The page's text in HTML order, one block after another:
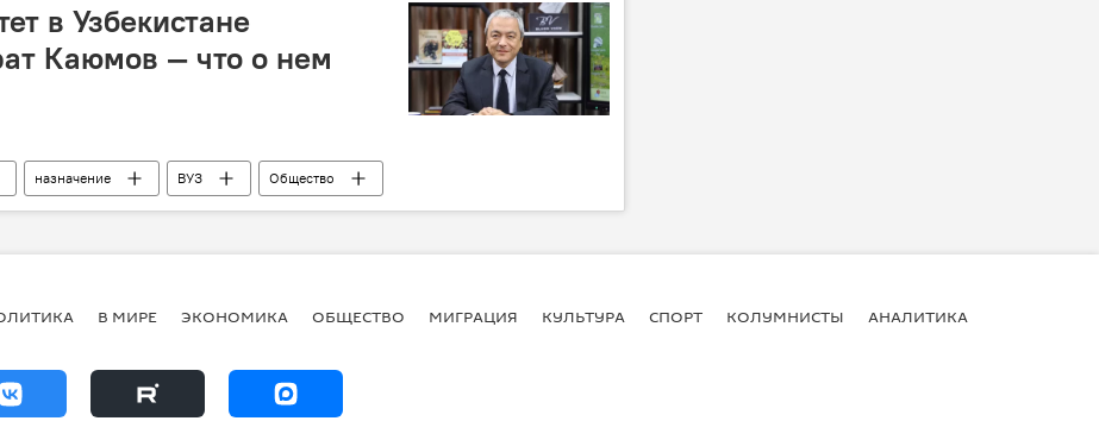
в Узбекистане
Каюмов — что о нем
назначение ВУЗ Общество
В МИРЕ ЭКОНОМИКА ОБЩЕСТВО МИГРАЦИЯ КУЛЬТУРА СПОРТ КОЛУМНИСТЫ АНАЛИТИКА